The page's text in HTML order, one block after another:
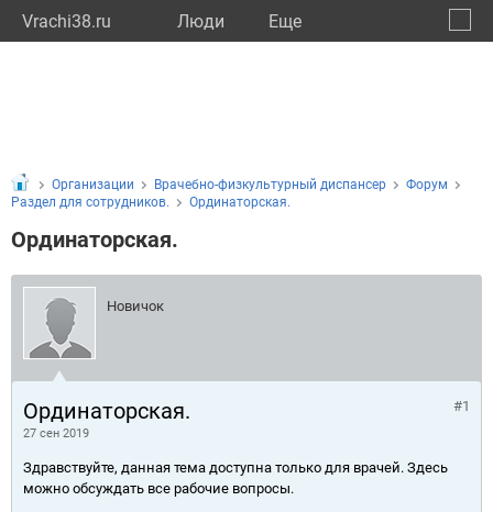
Vrachi38.ru Люди Eще
Организации Врачебно-физкультурный диспансер
Форум
Раздел для сотрудников.
Ординаторская.
Ординаторская.
Новичок
Ординаторская.
27 сен 2019
#1
Здравствуйте, данная тема доступна только для врачей. Здесь
можно обсуждать все рабочие вопросы.